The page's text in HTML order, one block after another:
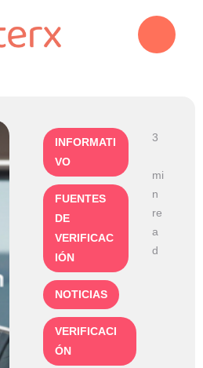
INFORMATI
VO
FUENTES
DE
VERIFICAC
IÓN
NOTICIAS
VERIFICACI
ÓN
3
mi
n
re
a
d